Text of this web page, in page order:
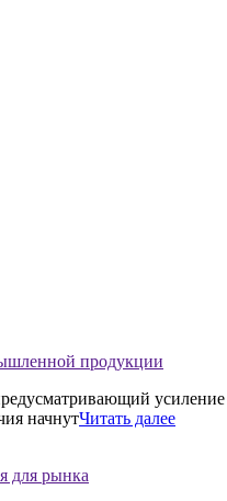
продукции
начнутЧитать далее
для рынка